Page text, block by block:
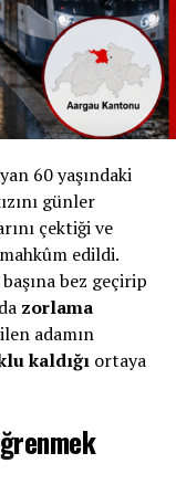
İsviçre’de ise
maç
MiBMI
İhlal Eden
60 yaşındaki
günler
çektiği ve
edildi.
bez geçirip
zorlama
adamın
kaldığıortaya